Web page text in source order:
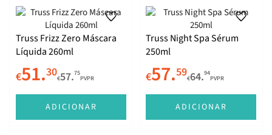
Truss Frizz Zero Máscara
Líquida 260ml
€51.30€57.75
PVPR
ADICIONAR
Truss Night Spa Sérum
250ml
€57.59€64.94
PVPR
ADICIONAR